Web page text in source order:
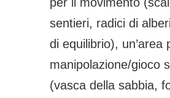
sentieri, radici di
di equilibrio), un’area
manipolazione/gioco
(vasca della sabbia,